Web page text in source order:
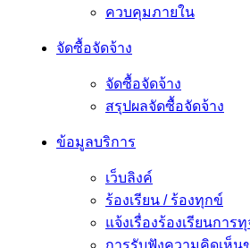
ควบคุมภายใน
จัดซื้อจัดจ้าง
จัดซื้อจัดจ้าง
สรุปผลจัดซื้อจัดจ้าง
ข้อมูลบริการ
เว็บลิงค์
ร้องเรียน / ร้องทุกข์
แจ้งเรื่องร้องเรียนกา
การรับฟังความคิดเห็น